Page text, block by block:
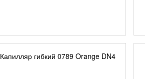
ПОДРОБНЕЕ
Капилляр гибкий 0789 Orange DN4